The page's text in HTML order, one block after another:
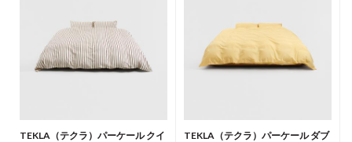
TEKLA（テクラ）パーケール クイ
TEKLA（テクラ）パーケール ダブ